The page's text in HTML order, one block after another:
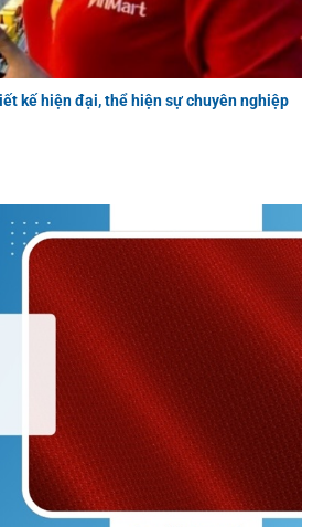
kế hiện đại, thể hiện sự chuyên nghiệp